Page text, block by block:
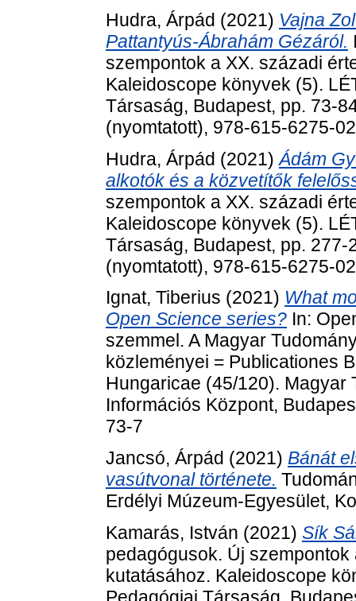
Hudra, Árpád (2021) Vajna
Pattantyús-Ábrahám Gézáról.
szempontok a XX. századi
Kaleidoscope könyvek (5).
Társaság, Budapest, pp. 73-
(nyomtatott), 978-615-6275-
Hudra, Árpád (2021)Ádám
alkotók és a közvetítők
szempontok a XX. századi
Kaleidoscope könyvek (5).
Társaság, Budapest, pp.
(nyomtatott), 978-615-6275-
Ignat, Tiberius (2021) What
Open Science series? In:
szemmel. A Magyar
közleményei = Publicationes
Hungaricae (45/120). Magyar
Információs Központ,
73-7
Jancsó, Árpád (2021) Bánát
vasútvonal története.
Erdélyi Múzeum-Egyesület,
Kamarás, István (2021) Sík
pedagógusok. Új
kutatásához. Kaleidoscope